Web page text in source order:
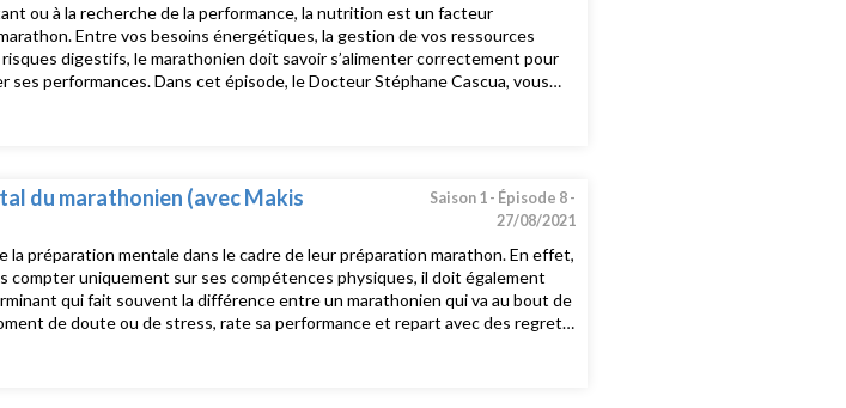
ou à la recherche de la performance, la nutrition est un facteur
Entre vos besoins énergétiques, la gestion de vos ressources
digestifs, le marathonien doit savoir s’alimenter correctement pour
performances. Dans cet épisode, le Docteur Stéphane Cascua, vous
du marathonien (avec Makis
Saison 1 - Épisode 8 -
27/08/2021
préparation mentale dans le cadre de leur préparation marathon. En effet,
compter uniquement sur ses compétences physiques, il doit également
qui fait souvent la différence entre un marathonien qui va au bout de
de doute ou de stress, rate sa performance et repart avec des regrets.